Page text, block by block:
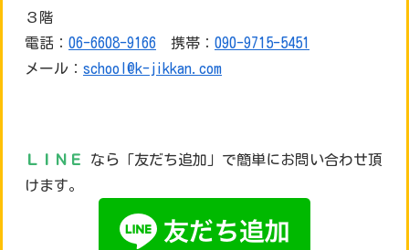
３階
電話： 06-6608-9166 携帯： 090-9715-5451
メール： school@k-jikkan.com
ＬＩＮＥ
なら「友だち追加」で簡単にお問い合わせ頂
けます。